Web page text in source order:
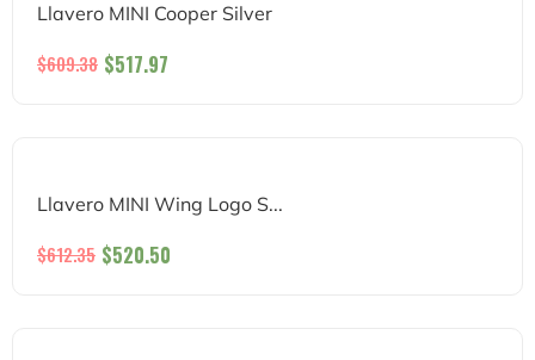
Llavero MINI Cooper Silver
$609.38 $517.97
Llavero MINI Wing Logo S...
$612.35 $520.50